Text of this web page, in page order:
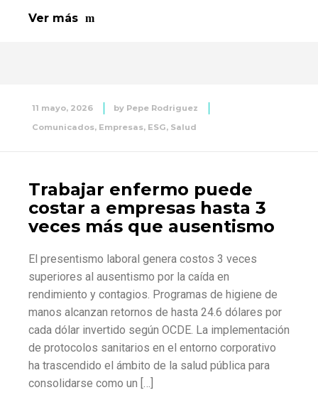
Ver más
11 mayo, 2026 by Pepe Rodriguez
Comunicados, Empresas, ESG, Salud
Trabajar enfermo puede
costar a empresas hasta 3
veces más que ausentismo
El presentismo laboral genera costos 3 veces
superiores al ausentismo por la caída en
rendimiento y contagios. Programas de higiene de
manos alcanzan retornos de hasta 24.6 dólares por
cada dólar invertido según OCDE. La implementación
de protocolos sanitarios en el entorno corporativo
ha trascendido el ámbito de la salud pública para
consolidarse como un […]